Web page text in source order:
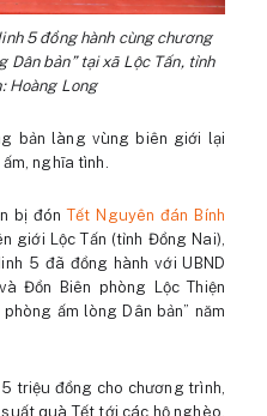
5 đồng hành cùng chương
Dân bản” tại xã Lộc Tấn, tỉnh
Hoàng Long
bản làng vùng biên giới lại
nghĩa tình.
bị đónTết Nguyên đán Bính
giới Lộc Tấn (tỉnh Đồng Nai),
5 đã đồng hành với UBND
Đồn Biên phòng Lộc Thiện
ấm lòng Dân bản” năm
triệu đồng cho chương trình,
quà Tết tới các hộ nghèo,